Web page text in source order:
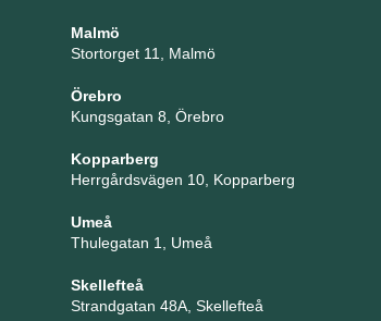
Malmö
Stortorget 11, Malmö
Örebro
Kungsgatan 8, Örebro
Kopparberg
Herrgårdsvägen 10, Kopparberg
Umeå
Thulegatan 1, Umeå
Skellefteå
Strandgatan 48A, Skellefteå